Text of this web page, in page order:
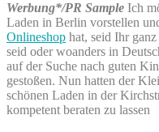
Werbung*/PR Sample Ich
Laden in Berlin vorstellen
Onlineshop hat, seid Ihr
seid oder woanders in
auf der Suche nach guten
gestoßen. Nun hatten der
schönen Laden in der
kompetent beraten zu lassen